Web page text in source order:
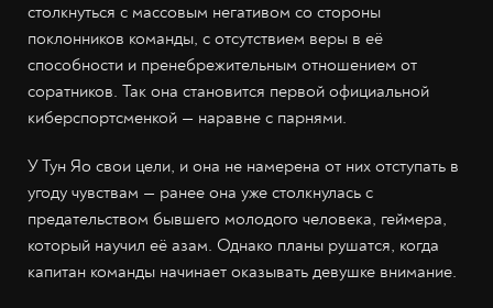
столкнуться с массовым негативом со стороны
поклонников команды, с отсутствием веры в её
способности и пренебрежительным отношением от
соратников. Так она становится первой официальной
киберспортсменкой — наравне с парнями.
У Тун Яо свои цели, и она не намерена от них отступать в
угоду чувствам — ранее она уже столкнулась с
предательством бывшего молодого человека, геймера,
который научил её азам. Однако планы рушатся, когда
капитан команды начинает оказывать девушке внимание.